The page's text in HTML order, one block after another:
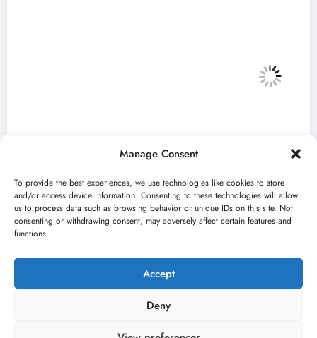
Manage Consent
To provide the best experiences, we use technologies like cookies to store
and/or access device information. Consenting to these technologies will allow
us to process data such as browsing behavior or unique IDs on this site. Not
consenting or withdrawing consent, may adversely affect certain features and
functions.
Accept
Deny
„Najveći mali festival u Vojvodini“ i ovog
Kulturni kišobran